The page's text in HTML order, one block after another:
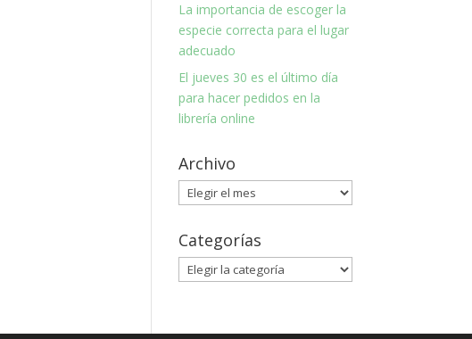
La importancia de escoger la
especie correcta para el lugar
adecuado
El jueves 30 es el último día
para hacer pedidos en la
librería online
Archivo
Archivo
Categorías
Categorías